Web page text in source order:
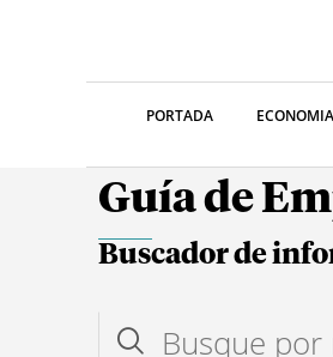
PORTADA ECONOMIA
Guía de
Buscador de